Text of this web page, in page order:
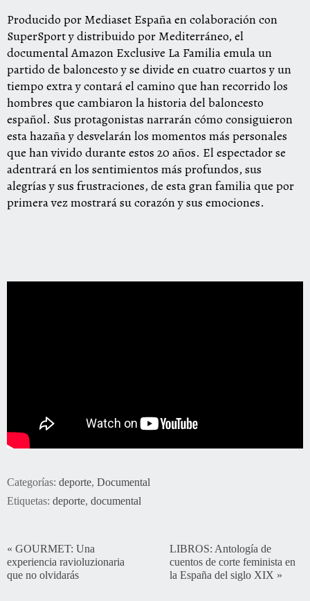
Producido por Mediaset España en colaboración con
SuperSport y distribuido por Mediterráneo, el
documental Amazon Exclusive La Familia emula un
partido de baloncesto y se divide en cuatro cuartos y un
tiempo extra y contará el camino que han recorrido los
hombres que cambiaron la historia del baloncesto
español. Sus protagonistas narrarán cómo consiguieron
esta hazaña y desvelarán los momentos más personales
que han vivido durante estos 20 años. El espectador se
adentrará en los sentimientos más profundos, sus
alegrías y sus frustraciones, de esta gran familia que por
primera vez mostrará su corazón y sus emociones.
Categorías: deporte, Documental
Etiquetas: deporte, documental
« GOURMET: Una
experiencia ravioluzionaria
que no olvidarás
LIBROS: Antología de
cuentos de corte feminista en
la España del siglo XIX »